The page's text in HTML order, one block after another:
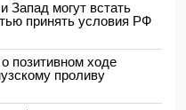
Запад могут встать
принять условия РФ
позитивном ходе
проливу